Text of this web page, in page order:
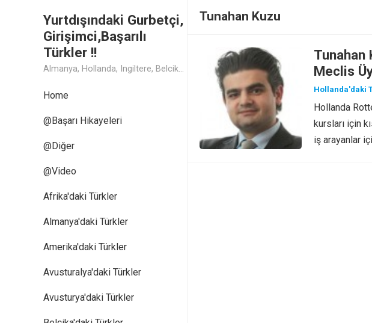
Yurtdışındaki Gurbetçi,
Girişimci,Başarılı
Türkler !!
Almanya, Hollanda, Ingiltere, Belcika, Fransa, Amerika, Cin, Rusya, Isvec, Isvicre, Yunanistan, Kanada, Avusturya Başarılı Muthis Türk lerin Hikaye ve Öykuleri, Turk Isadamlari, Turk Girisimciler, Avrupali Turkler
Home
@Başarı Hikayeleri
@Diğer
@Video
Afrika'daki Türkler
Almanya'daki Türkler
Amerika'daki Türkler
Avusturalya'daki Türkler
Avusturya'daki Türkler
Tunahan Kuzu
Tunahan
Meclis
Hollanda'daki
Hollanda
kursları için
iş arayanlar